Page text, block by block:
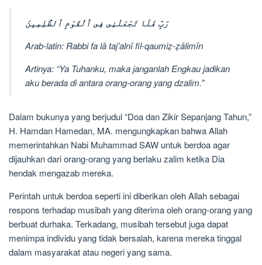
رَبِّ فَلَا تَجْعَلْنِى فِى ٱلْقَوْمِ ٱلظَّٰلِمِينَ
Arab-latin: Rabbi fa lā taj’alnī fil-qaumiẓ-ẓālimīn
Artinya: “Ya Tuhanku, maka janganlah Engkau jadikan
aku berada di antara orang-orang yang dzalim.”
Dalam bukunya yang berjudul “Doa dan Zikir Sepanjang Tahun,”
H. Hamdan Hamedan, MA. mengungkapkan bahwa Allah
memerintahkan Nabi Muhammad SAW untuk berdoa agar
dijauhkan dari orang-orang yang berlaku zalim ketika Dia
hendak mengazab mereka.
Perintah untuk berdoa seperti ini diberikan oleh Allah sebagai
respons terhadap musibah yang diterima oleh orang-orang yang
berbuat durhaka. Terkadang, musibah tersebut juga dapat
menimpa individu yang tidak bersalah, karena mereka tinggal
dalam masyarakat atau negeri yang sama.